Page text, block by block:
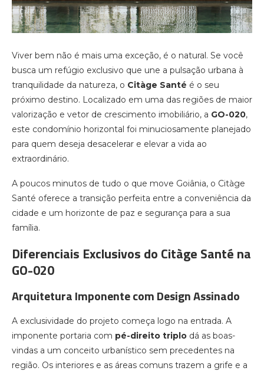
Viver bem não é mais uma exceção, é o natural. Se você
busca um refúgio exclusivo que une a pulsação urbana à
tranquilidade da natureza, o Citàge Santé é o seu
próximo destino. Localizado em uma das regiões de maior
valorização e vetor de crescimento imobiliário, a GO-020,
este condomínio horizontal foi minuciosamente planejado
para quem deseja desacelerar e elevar a vida ao
extraordinário.
A poucos minutos de tudo o que move Goiânia, o Citàge
Santé oferece a transição perfeita entre a conveniência da
cidade e um horizonte de paz e segurança para a sua
família.
Diferenciais Exclusivos do Citàge Santé na
GO-020
Arquitetura Imponente com Design Assinado
A exclusividade do projeto começa logo na entrada. A
imponente portaria com pé-direito triplo dá as boas-
vindas a um conceito urbanístico sem precedentes na
região. Os interiores e as áreas comuns trazem a grife e a